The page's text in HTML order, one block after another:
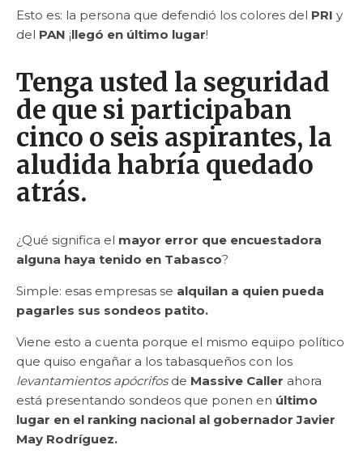
Esto es: la persona que defendió los colores del PRI y
del PAN ¡llegó en último lugar!
Tenga usted la seguridad
de que si participaban
cinco o seis aspirantes, la
aludida habría quedado
atrás.
¿Qué significa el mayor error que encuestadora
alguna haya tenido en Tabasco?
Simple: esas empresas se alquilan a quien pueda
pagarles sus sondeos patito.
Viene esto a cuenta porque el mismo equipo político
que quiso engañar a los tabasqueños con los
levantamientos apócrifosde Massive Caller ahora
está presentando sondeos que ponen en último
lugar en el ranking nacional al gobernador Javier
May Rodríguez.